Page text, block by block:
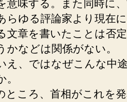
意味する。また同時に
らゆる評論家より現在
文章を書いたことは否
かなどは関係がない。
え、ではなぜこんな中
。
ところ、首相がこれを